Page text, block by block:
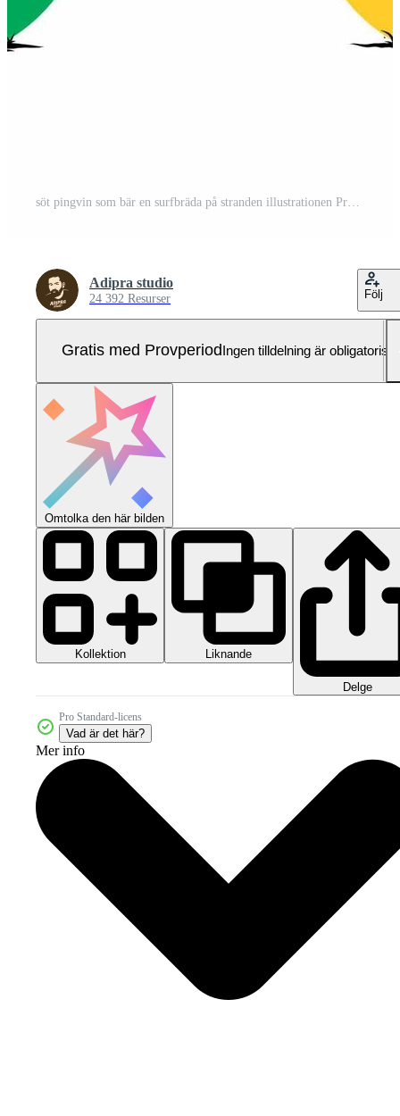
Adipra studio
24 392 Resurser Följ
Gratis med ProvperiodIngen tilldelning är obligatorisk
Omtolka den här bilden
Kollektion Liknande
Delge
Pro Standard-licens
Vad är det här?
Mer info